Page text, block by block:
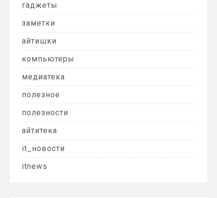
гаджеты
заметки
айтишки
компьютеры
медиатека
полезное
полезности
айтитека
it_новости
itnews